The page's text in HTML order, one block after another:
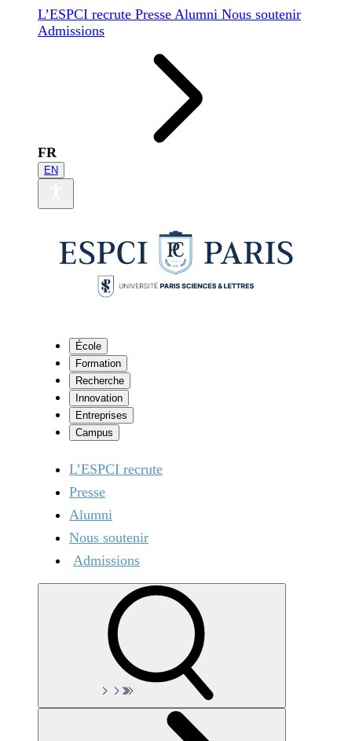
L’ESPCI recrute Presse Alumni Nous soutenir
Admissions
FR
EN
École
Formation
Recherche
Innovation
Entreprises
Campus
L’ESPCI recrute
Presse
Alumni
Nous soutenir
Admissions